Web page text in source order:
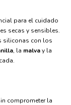
para el cuidado
secas y sensibles.
siliconas con los
, la malvay la
comprometer la